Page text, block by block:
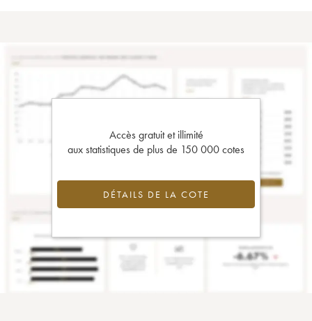
Accès gratuit et illimité
aux statistiques de plus de 150 000 cotes
DÉTAILS DE LA COTE